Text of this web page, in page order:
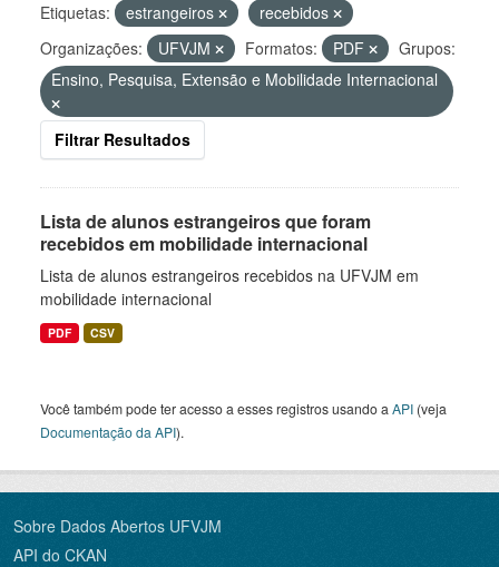
Etiquetas: estrangeiros
recebidos
Organizações:
UFVJM Formatos: PDF
Grupos:
Ensino, Pesquisa, Extensão e Mobilidade Internacional
Filtrar Resultados
Lista de alunos estrangeiros que foram
recebidos em mobilidade internacional
Lista de alunos estrangeiros recebidos na UFVJM em
mobilidade internacional
PDF CSV
Você também pode ter acesso a esses registros usando a API (veja
Documentação da API).
Sobre Dados Abertos UFVJM
API do CKAN